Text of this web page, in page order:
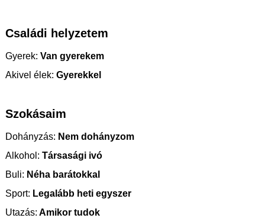
Családi helyzetem
Gyerek: Van gyerekem
Akivel élek: Gyerekkel
Szokásaim
Dohányzás: Nem dohányzom
Alkohol: Társasági ivó
Buli: Néha barátokkal
Sport: Legalább heti egyszer
Utazás: Amikor tudok